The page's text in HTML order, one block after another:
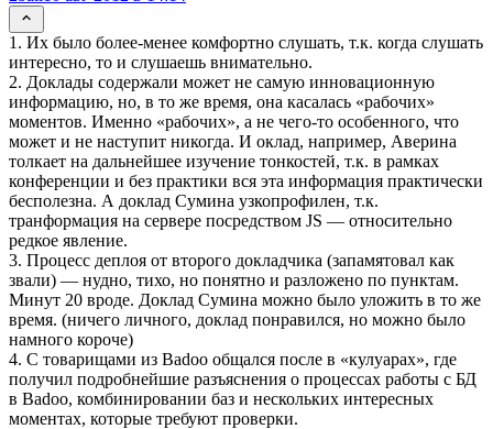
1. Их было более-менее комфортно слушать, т.к. когда слушать
интересно, то и слушаешь внимательно.
2. Доклады содержали может не самую инновационную
информацию, но, в то же время, она касалась «рабочих»
моментов. Именно «рабочих», а не чего-то особенного, что
может и не наступит никогда. И оклад, например, Аверина
толкает на дальнейшее изучение тонкостей, т.к. в рамках
конференции и без практики вся эта информация практически
бесполезна. А доклад Сумина узкопрофилен, т.к.
транформация на сервере посредством JS — относительно
редкое явление.
3. Процесс деплоя от второго докладчика (запамятовал как
звали) — нудно, тихо, но понятно и разложено по пунктам.
Минут 20 вроде. Доклад Сумина можно было уложить в то же
время. (ничего личного, доклад понравился, но можно было
намного короче)
4. С товарищами из Badoo общался после в «кулуарах», где
получил подробнейшие разъяснения о процессах работы с БД
в Badoo, комбинировании баз и нескольких интересных
моментах, которые требуют проверки.